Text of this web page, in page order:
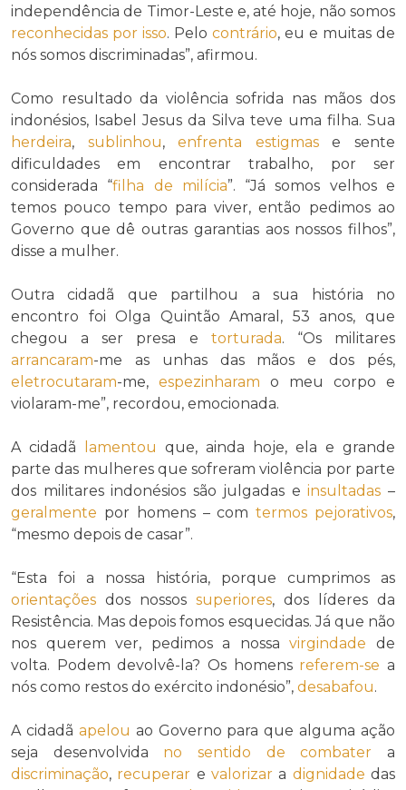
independência de Timor-Leste e, até hoje, não somos
reconhecidas por isso. Pelo contrário, eu e muitas de
nós somos discriminadas”, afirmou.
Como resultado da violência sofrida nas mãos dos
indonésios, Isabel Jesus da Silva teve uma filha. Sua
herdeira, sublinhou,enfrenta estigmase sente
dificuldades em encontrar trabalho, por ser
considerada “filha de milícia”. “Já somos velhos e
temos pouco tempo para viver, então pedimos ao
Governo que dê outras garantias aos nossos filhos”,
disse a mulher.
Outra cidadã que partilhou a sua história no
encontro foi Olga Quintão Amaral, 53 anos, que
chegou a ser presa e torturada. “Os militares
arrancaram-me as unhas das mãos e dos pés,
eletrocutaram-me, espezinharam o meu corpo e
violaram-me”, recordou, emocionada.
A cidadã lamentou que, ainda hoje, ela e grande
parte das mulheres que sofreram violência por parte
dos militares indonésios são julgadas einsultadas –
geralmente por homens – comtermos pejorativos,
“mesmo depois de casar”.
“Esta foi a nossa história, porque cumprimos as
orientações dos nossos superiores, dos líderes da
Resistência. Mas depois fomos esquecidas. Já que não
nos querem ver, pedimos a nossavirgindade de
volta. Podem devolvê-la? Os homens referem-se a
nós como restos do exército indonésio”, desabafou.
A cidadã apelou ao Governo para que alguma ação
seja desenvolvida no sentido de combater a
discriminação, recuperar evalorizar a dignidade das